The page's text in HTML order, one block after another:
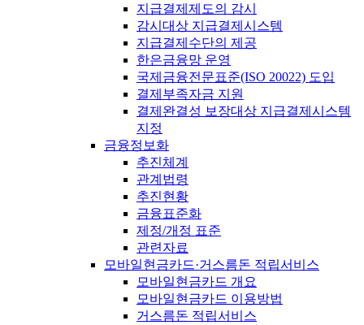
지급결제제도의 감시
감시대상 지급결제시스템
지급결제수단의 제공
한은금융망 운영
국제금융전문표준(ISO 20022) 도입
결제부족자금 지원
결제완결성 보장대상 지급결제시스템
지정
금융정보화
추진체계
관계법령
추진현황
금융표준화
제정/개정 표준
관련자료
모바일현금카드·거스름돈 적립서비스
모바일현금카드 개요
모바일현금카드 이용방법
거스름돈 적립서비스